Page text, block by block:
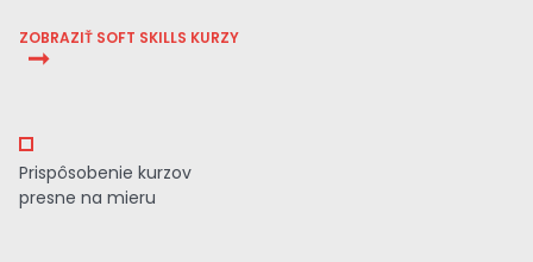
ZOBRAZIŤ SOFT SKILLS KURZY
Prispôsobenie kurzov
presne na mieru